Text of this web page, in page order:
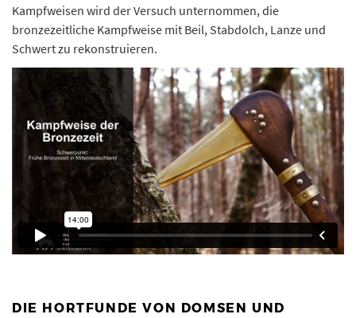
Kampfweisen wird der Versuch unternommen, die
bronzezeitliche Kampfweise mit Beil, Stabdolch, Lanze und
Schwert zu rekonstruieren.
DIE HORTFUNDE VON DOMSEN UND